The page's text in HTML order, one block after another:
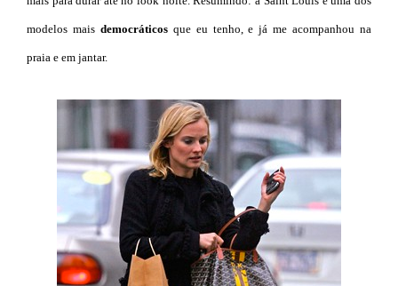
modelos mais democráticosque eu tenho, e já me acompanhou na
praia e em jantar.